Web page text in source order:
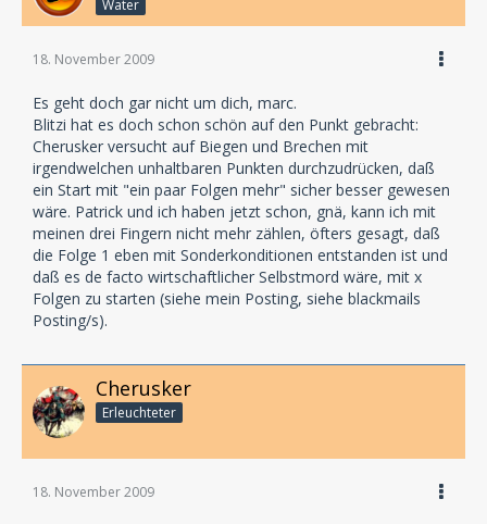
Water
18. November 2009
Es geht doch gar nicht um dich, marc.
Blitzi hat es doch schon schön auf den Punkt gebracht:
Cherusker versucht auf Biegen und Brechen mit
irgendwelchen unhaltbaren Punkten durchzudrücken, daß
ein Start mit "ein paar Folgen mehr" sicher besser gewesen
wäre. Patrick und ich haben jetzt schon, gnä, kann ich mit
meinen drei Fingern nicht mehr zählen, öfters gesagt, daß
die Folge 1 eben mit Sonderkonditionen entstanden ist und
daß es de facto wirtschaftlicher Selbstmord wäre, mit x
Folgen zu starten (siehe mein Posting, siehe blackmails
Posting/s).
Cherusker
Erleuchteter
18. November 2009